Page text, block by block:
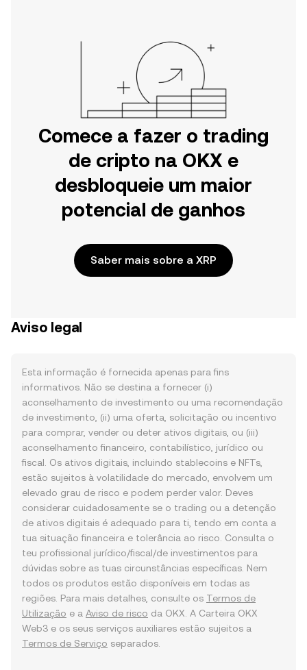
Comece a fazer o trading
de cripto na OKX e
desbloqueie um maior
potencial de ganhos
Saber mais sobre a XRP
Aviso legal
Esta informação é fornecida apenas para fins
informativos. Não se destina a fornecer (i)
aconselhamento de investimento ou uma recomendação
de investimento, (ii) uma oferta, solicitação ou incentivo
para comprar, vender ou deter ativos digitais, ou (iii)
aconselhamento financeiro, contabilístico, jurídico ou
fiscal. Os ativos digitais, incluindo stablecoins e NFTs,
estão sujeitos à volatilidade do mercado, envolvem um
elevado grau de risco e podem perder valor. Deves
considerar cuidadosamente se o trading ou a detenção
de ativos digitais é adequado para ti, tendo em conta a
tua situação financeira e tolerância ao risco. Consulta o
teu profissional jurídico/fiscal/de investimentos para
dúvidas sobre as tuas circunstâncias específicas. Nem
todos os produtos estão disponíveis em todas as
regiões. Para mais detalhes, consulte os Termos de
Utilização e a Aviso de risco da OKX. A Carteira OKX
Web3 e os seus serviços auxiliares estão sujeitos a
Termos de Serviço separados.